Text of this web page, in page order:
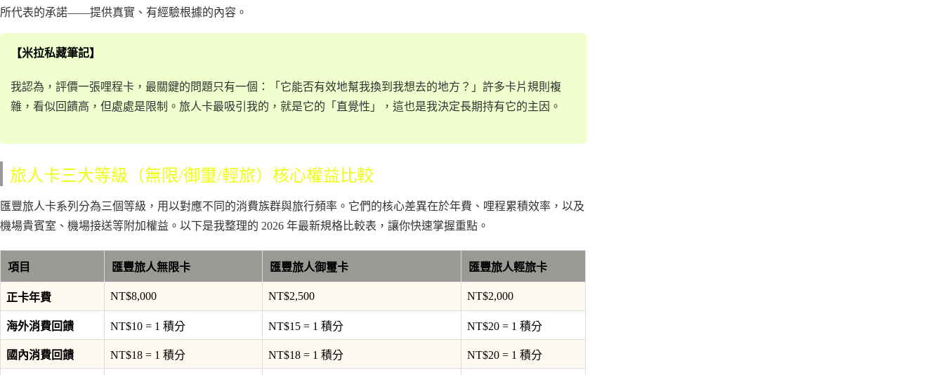
所代表的承諾——提供真實、有經驗根據的內容。
【米拉私藏筆記】
我認為，評價一張哩程卡，最關鍵的問題只有一個：「它能否有效地幫我換到我想去的地方？」許多卡片規則複
雜，看似回饋高，但處處是限制。旅人卡最吸引我的，就是它的「直覺性」，這也是我決定長期持有它的主因。
旅人卡三大等級（無限/御璽/輕旅）核心權益比較
匯豐旅人卡系列分為三個等級，用以對應不同的消費族群與旅行頻率。它們的核心差異在於年費、哩程累積效率，以及
機場貴賓室、機場接送等附加權益。以下是我整理的 2026 年最新規格比較表，讓你快速掌握重點。
項目 匯豐旅人無限卡 匯豐旅人御璽卡 匯豐旅人輕旅卡
正卡年費 NT$8,000 NT$2,500 NT$2,000
海外消費回饋 NT$10 = 1 積分 NT$15 = 1 積分 NT$20 = 1 積分
國內消費回饋 NT$18 = 1 積分 NT$18 = 1 積分 NT$20 = 1 積分